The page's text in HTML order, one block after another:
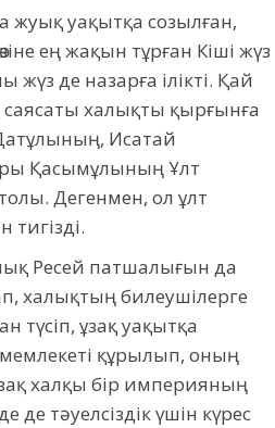
жуық уақытқа созылған,
ең жақын тұрған Кіші жүз
жүз де назарға ілікті. Қай
халықты қырғынға
Исатай
Қасымұлының Ұлт
толы. Дегенмен, ол ұлт
тигізді.
Ресей патшалығын да
халықтың билеушілерге
түсіп, ұзақ уақытқа
мемлекеті құрылып, оның
халқы бір империяның
тәуелсіздік үшін күрес